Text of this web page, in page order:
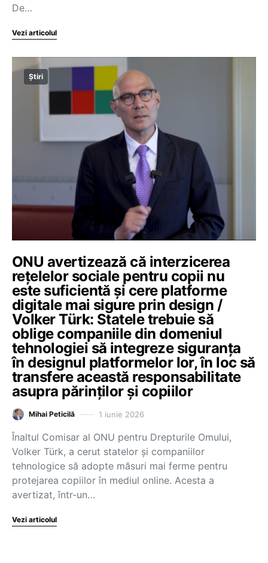
De…
Vezi articolul
Știri
ONU avertizează că interzicerea
rețelelor sociale pentru copii nu
este suficientă și cere platforme
digitale mai sigure prin design /
Volker Türk: Statele trebuie să
oblige companiile din domeniul
tehnologiei să integreze siguranța
în designul platformelor lor, în loc să
transfere această responsabilitate
asupra părinților și copiilor
Mihai Peticilă 1 iunie 2026
Înaltul Comisar al ONU pentru Drepturile Omului,
Volker Türk, a cerut statelor și companiilor
tehnologice să adopte măsuri mai ferme pentru
protejarea copiilor în mediul online. Acesta a
avertizat, într-un…
Vezi articolul